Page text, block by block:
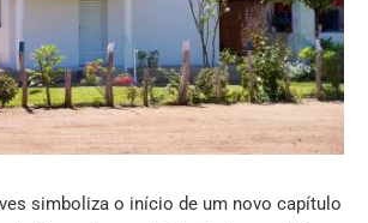
simboliza o início de um novo capítulo